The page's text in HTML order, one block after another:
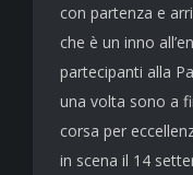
con partenza e
che è un inno
partecipanti alla
una volta sono a
corsa per
in scena il 14